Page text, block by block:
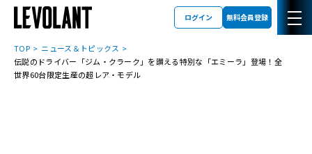
ログイン 無料会員登録
TOP
ニュース＆トピックス
伝説のドライバー「ジム・クラーク」を讃える特別な「エミーラ」登場！全
世界60台限定生産の超レア・モデル